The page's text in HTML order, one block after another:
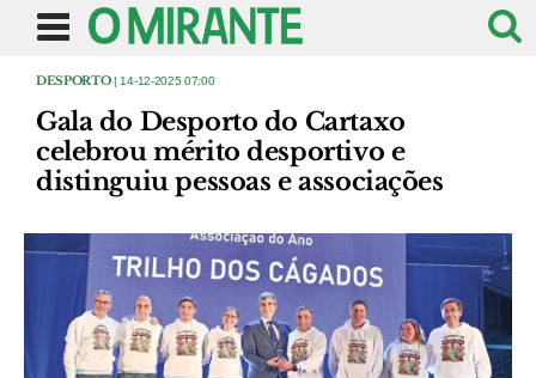
DESPORTO| 14-12-2025 07:00
Gala do Desporto do Cartaxo
celebrou mérito desportivo e
distinguiu pessoas e associações